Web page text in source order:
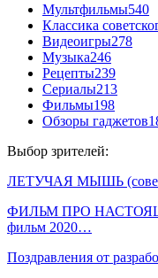
Мультфильмы540
Классика
Видеоигры278
Музыка246
Рецепты239
Сериалы213
Фильмы198
Обзоры гаджетов
Выбор зрителей:
ЛЕТУЧАЯ МЫШЬ
ФИЛЬМ ПРО
фильм 2020…
Поздравления от